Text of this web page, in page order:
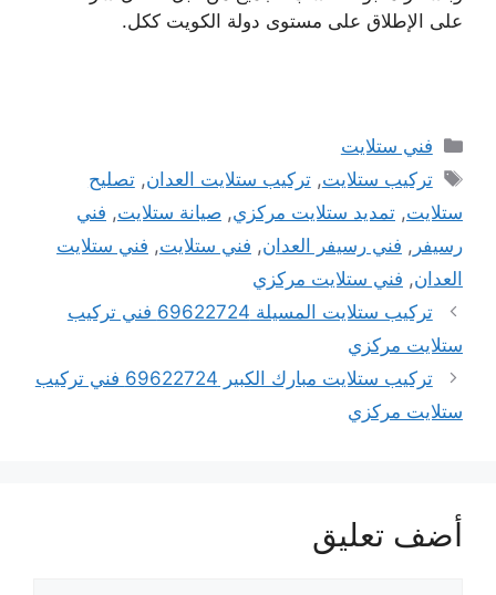
على الإطلاق على مستوى دولة الكويت ككل.
التصنيفات
فني ستلايت
الوسوم
تركيب ستلايت,تركيب ستلايت العدان,تصليح
ستلايت, تمديد ستلايت مركزي, صيانة ستلايت, فني
رسيفر , فني رسيفر العدان, فني ستلايت, فني ستلايت
العدان, فني ستلايت مركزي
تركيب ستلايت المسيلة 69622724 فني تركيب
ستلايت مركزي
تركيب ستلايت مبارك الكبير 69622724 فني تركيب
ستلايت مركزي
أضف تعليق